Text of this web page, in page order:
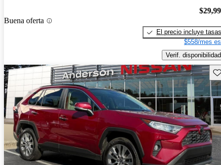
Buena oferta
El precio incluye tasas
$558/mes
Verif. disponibilidad